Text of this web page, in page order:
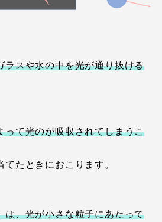
ラスや水の中を光が通り抜ける
って光のが吸収されてしまうこ
たときにおこります。
は、光が小さな粒子にあたって